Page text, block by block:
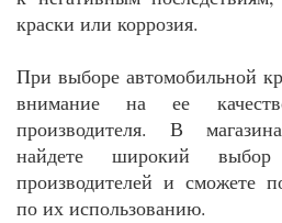
краски или коррозия.
При выборе автомобильной
внимание на ее
производителя. В
найдете широкий выбор
производителей и сможете
по их использованию.